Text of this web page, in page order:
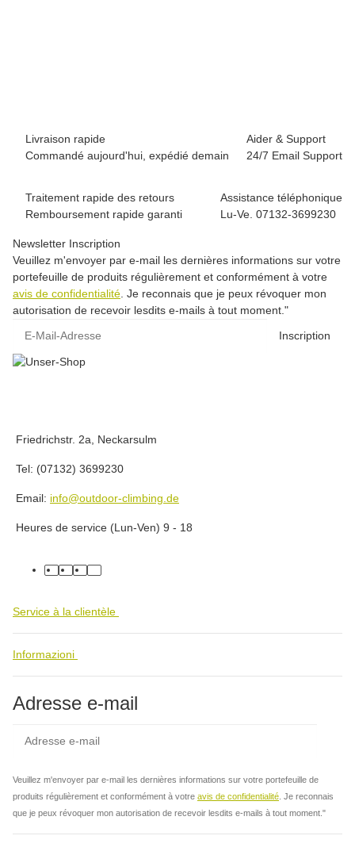
Livraison rapide
Commandé aujourd'hui, expédié demain
Aider & Support
24/7 Email Support
Traitement rapide des retours
Remboursement rapide garanti
Assistance téléphonique
Lu-Ve. 07132-3699230
Newsletter Inscription
Veuillez m'envoyer par e-mail les dernières informations sur votre
portefeuille de produits régulièrement et conformément à votre
avis de confidentialité . Je reconnais que je peux révoquer mon
autorisation de recevoir lesdits e-mails à tout moment."
Inscription
Friedrichstr. 2a, Neckarsulm
Tel: (07132) 3699230
Email: info@outdoor-climbing.de
Heures de service (Lun-Ven) 9 - 18
facebook
youtube
instagram
tiktok
Service à la clientèle
Informazioni
Adresse e-mail
Veuillez m'envoyer par e-mail les dernières informations sur votre portefeuille de
produits régulièrement et conformément à votre avis de confidentialité . Je reconnais
que je peux révoquer mon autorisation de recevoir lesdits e-mails à tout moment."